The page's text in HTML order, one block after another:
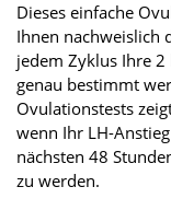
Dieses einfache
Ihnen nachweislich
jedem Zyklus Ihre 2
genau bestimmt
Ovulationstests
wenn Ihr LH-
nächsten 48
zu werden.